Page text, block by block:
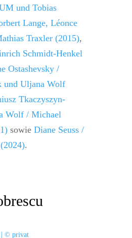
und Tobias
Lange, Léonce
Traxler (2015),
Schmidt-Henkel
Ostashevsky /
und Uljana Wolf
Tkaczyszyn-
Wolf / Michael
sowie Diane Seuss /
.